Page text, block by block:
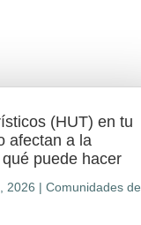
(HUT) en tu
afectan a la
puede hacer
2026 |Comunidades de